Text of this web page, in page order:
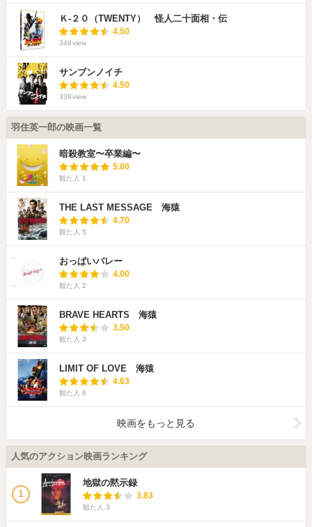
Ｋ-２０（TWENTY） 怪人二十面相・伝
4.50
348view
サンブンノイチ
4.50
339view
羽住英一郎の映画一覧
暗殺教室〜卒業編〜
5.00
観た人 1
THE LAST MESSAGE 海猿
4.70
観た人 5
おっぱいバレー
4.00
観た人 2
BRAVE HEARTS 海猿
3.50
観た人 3
LIMIT OF LOVE 海猿
4.63
観た人 6
映画をもっと見る
人気のアクション映画ランキング
1
地獄の黙示録
3.83
観た人 3